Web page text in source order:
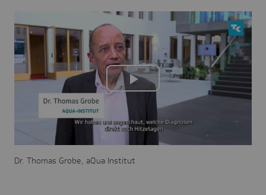
Play
Video
Dr. Thomas Grobe, aQua Institut